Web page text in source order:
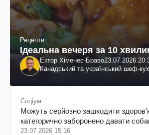
Рецепти
Ідеальна вечеря за 10
Ектор Хіменес-Браво23.07.2026
Канадський та український шеф-
Соціум
Можуть серйозно зашкодити
категорично заборонено давати
23.07.2026 15:16